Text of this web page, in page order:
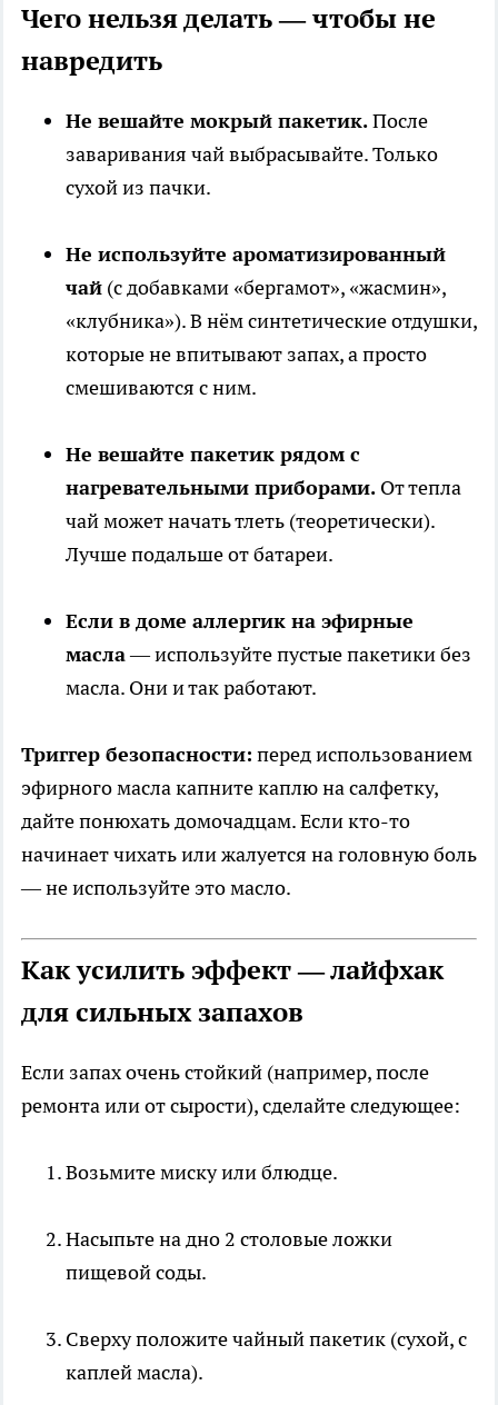
Чего нельзя делать — чтобы не
навредить
Не вешайте мокрый пакетик.После
заваривания чай выбрасывайте. Только
сухой из пачки.
Не используйте ароматизированный
чай (с добавками «бергамот», «жасмин»,
«клубника»). В нём синтетические отдушки,
которые не впитывают запах, а просто
смешиваются с ним.
Не вешайте пакетик рядом с
нагревательными приборами. От тепла
чай может начать тлеть (теоретически).
Лучше подальше от батареи.
Если в доме аллергик на эфирные
масла— используйте пустые пакетики без
масла. Они и так работают.
Триггер безопасности: перед использованием
эфирного масла капните каплю на салфетку,
дайте понюхать домочадцам. Если кто-то
начинает чихать или жалуется на головную боль
— не используйте это масло.
Как усилить эффект — лайфхак
для сильных запахов
Если запах очень стойкий (например, после
ремонта или от сырости), сделайте следующее:
Возьмите миску или блюдце.
Насыпьте на дно 2 столовые ложки
пищевой соды.
Сверху положите чайный пакетик (сухой, с
каплей масла).